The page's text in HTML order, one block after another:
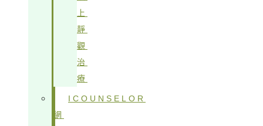
上
靜
觀
治
療
ICOUNSELOR
網